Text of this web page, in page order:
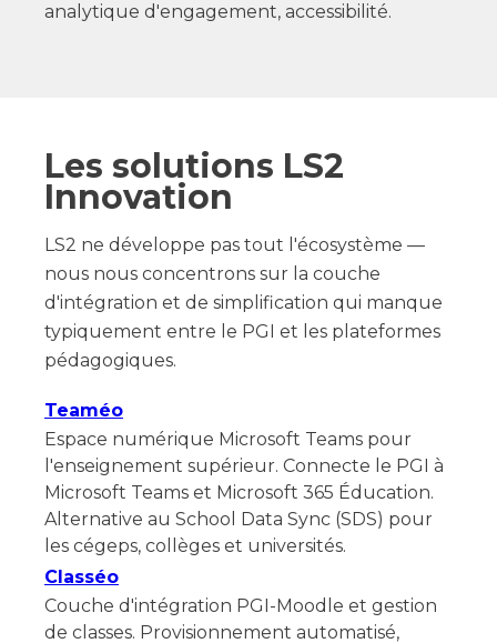
analytique d'engagement, accessibilité.
Les solutions LS2
Innovation
LS2 ne développe pas tout l'écosystème —
nous nous concentrons sur la couche
d'intégration et de simplification qui manque
typiquement entre le PGI et les plateformes
pédagogiques.
Teaméo
Espace numérique Microsoft Teams pour
l'enseignement supérieur. Connecte le PGI à
Microsoft Teams et Microsoft 365 Éducation.
Alternative au School Data Sync (SDS) pour
les cégeps, collèges et universités.
Classéo
Couche d'intégration PGI-Moodle et gestion
de classes. Provisionnement automatisé,